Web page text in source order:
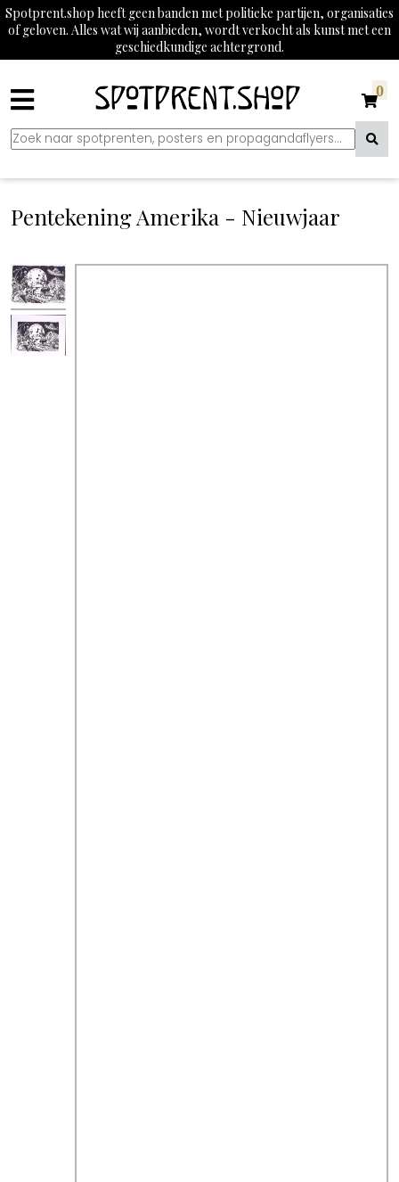
Spotprent.shop heeft geen banden met politieke partijen, organisaties
of geloven. Alles wat wij aanbieden, wordt verkocht als kunst met een
geschiedkundige achtergrond.
0
Pentekening Amerika - Nieuwjaar